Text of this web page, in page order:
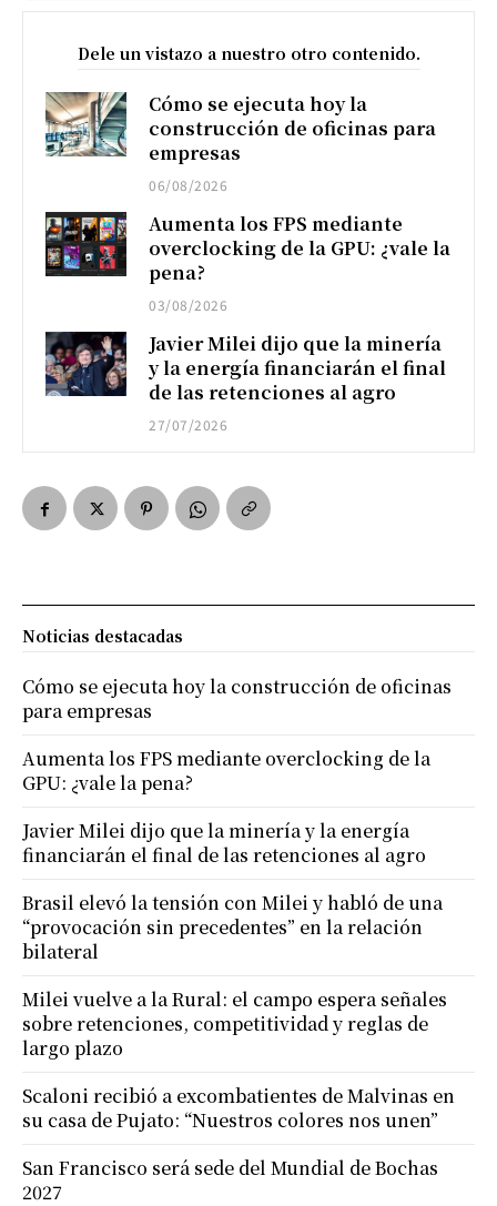
Dele un vistazo a nuestro otro contenido.
Cómo se ejecuta hoy la
construcción de oficinas para
empresas
06/08/2026
Aumenta los FPS mediante
overclocking de la GPU: ¿vale la
pena?
03/08/2026
Javier Milei dijo que la minería
y la energía financiarán el final
de las retenciones al agro
27/07/2026
Noticias destacadas
Cómo se ejecuta hoy la construcción de oficinas
para empresas
Aumenta los FPS mediante overclocking de la
GPU: ¿vale la pena?
Javier Milei dijo que la minería y la energía
financiarán el final de las retenciones al agro
Brasil elevó la tensión con Milei y habló de una
“provocación sin precedentes” en la relación
bilateral
Milei vuelve a la Rural: el campo espera señales
sobre retenciones, competitividad y reglas de
largo plazo
Scaloni recibió a excombatientes de Malvinas en
su casa de Pujato: “Nuestros colores nos unen”
San Francisco será sede del Mundial de Bochas
2027